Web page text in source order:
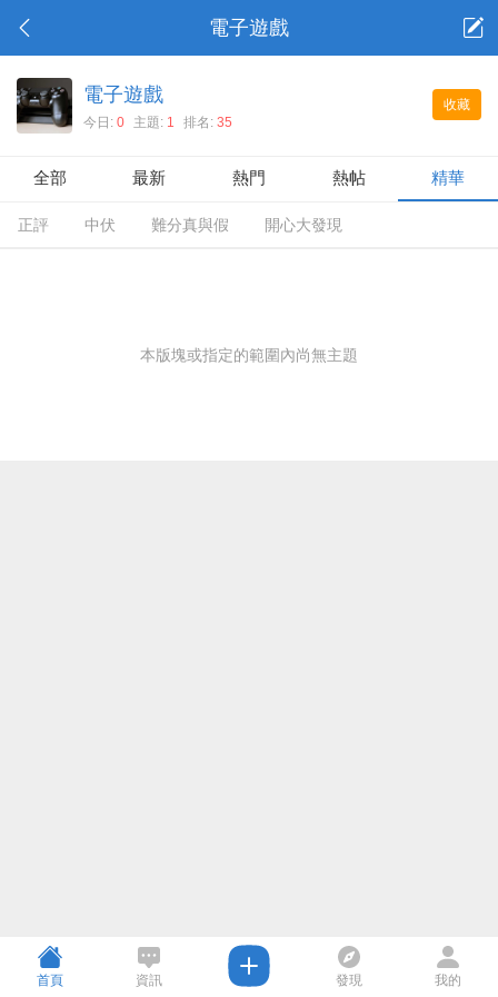
電子遊戲
收藏
電子遊戲
今日: 0 主題: 1 排名: 35
全部 最新 熱門 熱帖 精華
正評 中伏 難分真與假 開心大發現
本版塊或指定的範圍內尚無主題
首頁 資訊 發現 我的